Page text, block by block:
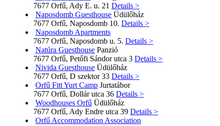
7677 Orfű, Ady E. u. 21 Details >
Naposdomb Guesthouse Üdülőház
7677 Orfű, Naposdomb 10. Details >
Naposdomb Apartments
7677 Orfű, Naposdomb u. 5. Details >
Natúra Guesthouse Panzió
7677 Orfű, Petőfi Sándor utca 3 Details >
Nivida Guesthouse Üdülőház
7677 Orfű, D szektor 33 Details >
Orfű Fitt Yurt Camp Jurtatábor
7677 Orfű, Dollár utca 36 Details >
Woodhouses Orfű Üdülőház
7677 Orfű, Ady Endre utca 39 Details >
Orfű Accommodation Association